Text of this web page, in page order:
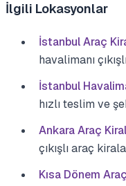
İlgili Lokasyonlar
İstanbul Araç
havalimanı
İstanbul
hızlı teslim ve
Ankara Araç
çıkışlı araç
Kısa Dönem